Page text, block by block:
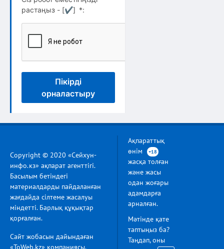
растаңыз - [✔] *:
Пікірді
орналастыру
Copyright © 2020 «Сейхун-
инфо.кз» ақпарат агенттігі.
Басылым бетіндегі
материалдарды пайдаланған
жағдайда сілтеме жасалуы
міндетті. Барлық құқықтар
қорғалған.
Сайт жобасын дайындаған
«ToWeb.kz» компаниясы.
Ақпараттық
өнім
+18
жасқа толған
және жасы
одан жоғары
адамдарға
арналған.
Мәтінде қате
таптыңыз ба?
Таңдап, оны